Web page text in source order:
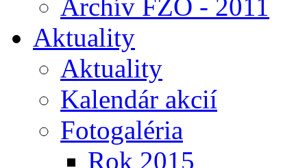
Archív FZO - 2011
Aktuality
Aktuality
Kalendár akcií
Fotogaléria
Rok 2015